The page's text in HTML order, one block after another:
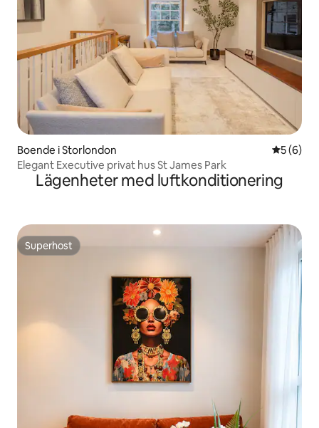
Boende i Storlondon 5 av 5 i
5 (6)
Elegant Executive privat hus St James Park
Lägenheter med luftkonditionering
Superhost
Superhost